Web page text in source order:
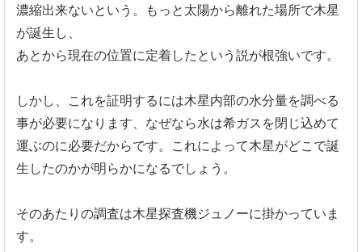
濃縮出来ないという。
もっと太陽から離れた場所で木星
が誕生し、
あとから現在の位置に定着したという説が根強いです。
しかし、
これを証明するには木星内部の水分量を調べる
事が必要になります、なぜなら水は希ガスを閉じ込めて
運ぶのに必要だからです。
これによって木星がどこで誕
生したのかが明らかになるでしょう。
そのあたりの調査は木星探査機ジュノーに掛かっていま
す。